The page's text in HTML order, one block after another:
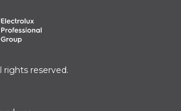
rights reserved.